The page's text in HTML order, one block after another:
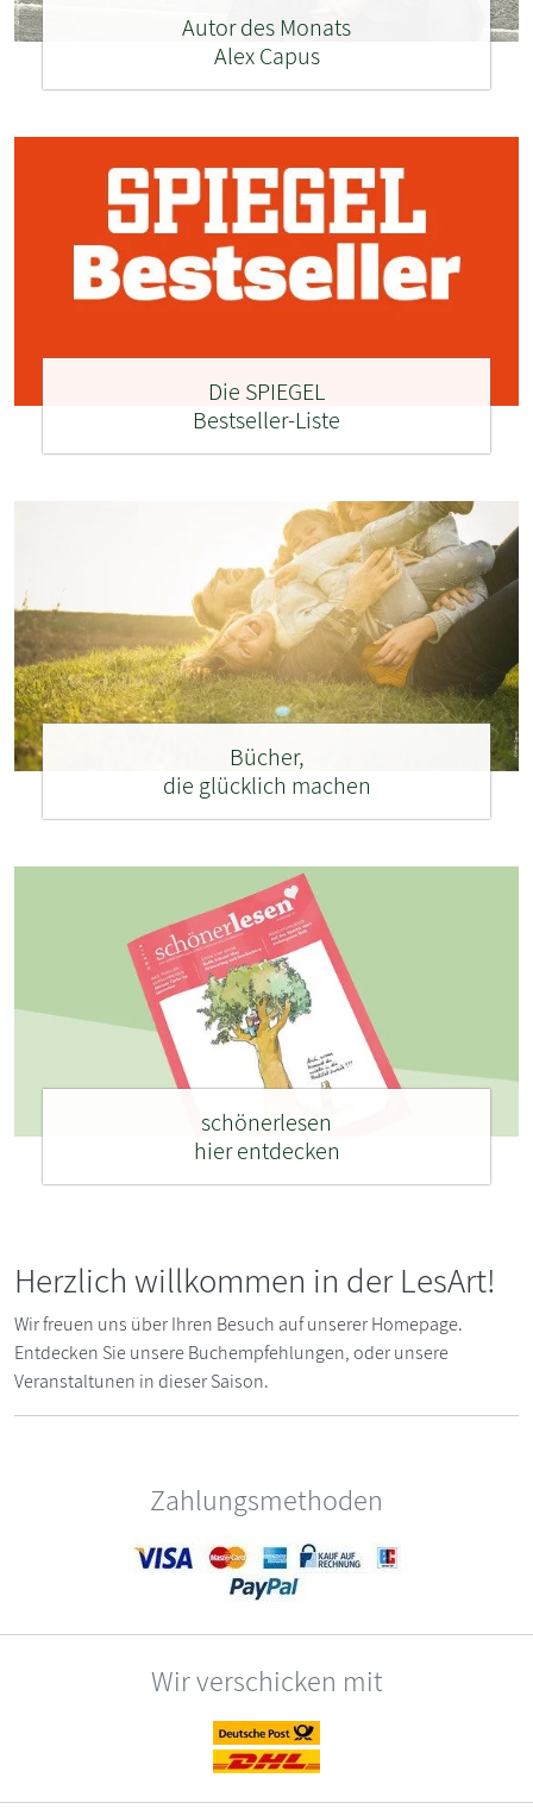
Autor des Monats
Alex Capus
Die SPIEGEL
Bestseller-Liste
Bücher,
die glücklich machen
schönerlesen
hier entdecken
Herzlich willkommen in der LesArt!
Wir freuen uns über Ihren Besuch auf unserer Homepage.
Entdecken Sie unsere Buchempfehlungen, oder unsere
Veranstaltunen in dieser Saison.
Zahlungsmethoden
Wir verschicken mit